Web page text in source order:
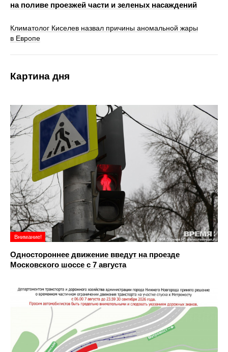
на поливе проезжей части и зеленых насаждений
Климатолог Киселев назвал причины аномальной жары
в Европе
Картина дня
Внимание!
Одностороннее движение введут на проезде
Московского шоссе с 7 августа